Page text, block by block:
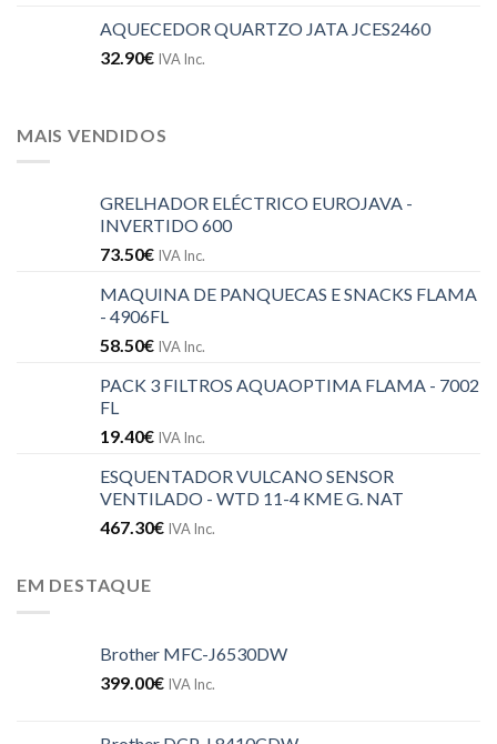
AQUECEDOR QUARTZO JATA JCES2460
32.90€ IVA Inc.
MAIS VENDIDOS
GRELHADOR ELÉCTRICO EUROJAVA -
INVERTIDO 600
73.50€ IVA Inc.
MAQUINA DE PANQUECAS E SNACKS FLAMA
- 4906FL
58.50€ IVA Inc.
PACK 3 FILTROS AQUAOPTIMA FLAMA - 7002
FL
19.40€ IVA Inc.
ESQUENTADOR VULCANO SENSOR
VENTILADO - WTD 11-4 KME G. NAT
467.30€ IVA Inc.
EM DESTAQUE
Brother MFC-J6530DW
399.00€ IVA Inc.